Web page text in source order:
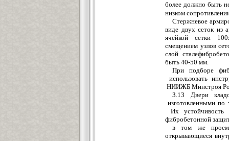
более должно быть н
низком сопротивле
Стержневое
виде двух сеток из
ячейкой сетки
смещением узлов
слой стале
быть 40-50 мм.
При подборе
использовать
НИИЖБ Минстроя
3.13 Двери
изготовленными по
Их
фибробетонной з
в том жепрое
открывающиеся вн